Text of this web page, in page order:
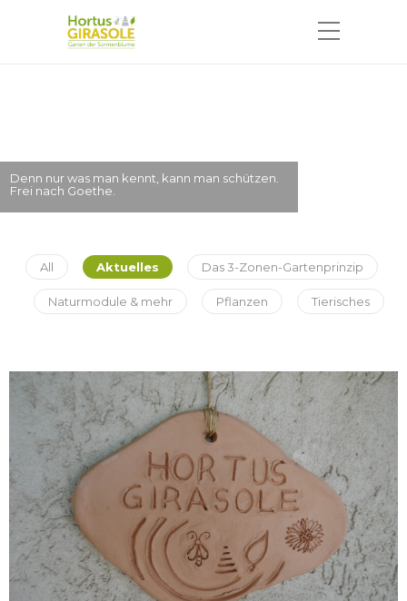
Der größte Glückspilz ist derjenige,
der das kleine Glück erkennt.
All Aktuelles Das 3-Zonen-Gartenprinzip
Naturmodule & mehr Pflanzen Tierisches